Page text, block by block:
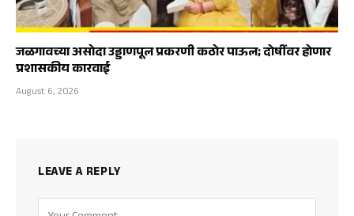
जळगावच्या असोदा उड्डाणपूल प्रकरणी कठोर पाऊल; दोषींवर होणार
प्रशासकीय कारवाई
August 6, 2026
LEAVE A REPLY